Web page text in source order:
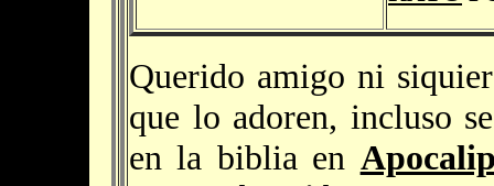
Querido amigo ni
que lo adoren, incluso
en la biblia en